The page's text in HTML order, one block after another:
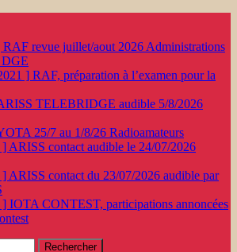
RAF revue juillet/aout 2026 Administrations
] RAF, préparation à l’examen pour la
TELEBRIDGE audible 5/8/2026
25/7 au 1/8/26 Radioamateurs
] ARISS contact audible le 24/07/2026
] ARISS contact du 23/07/2026 audible par
] IOTA CONTEST, participations annoncées